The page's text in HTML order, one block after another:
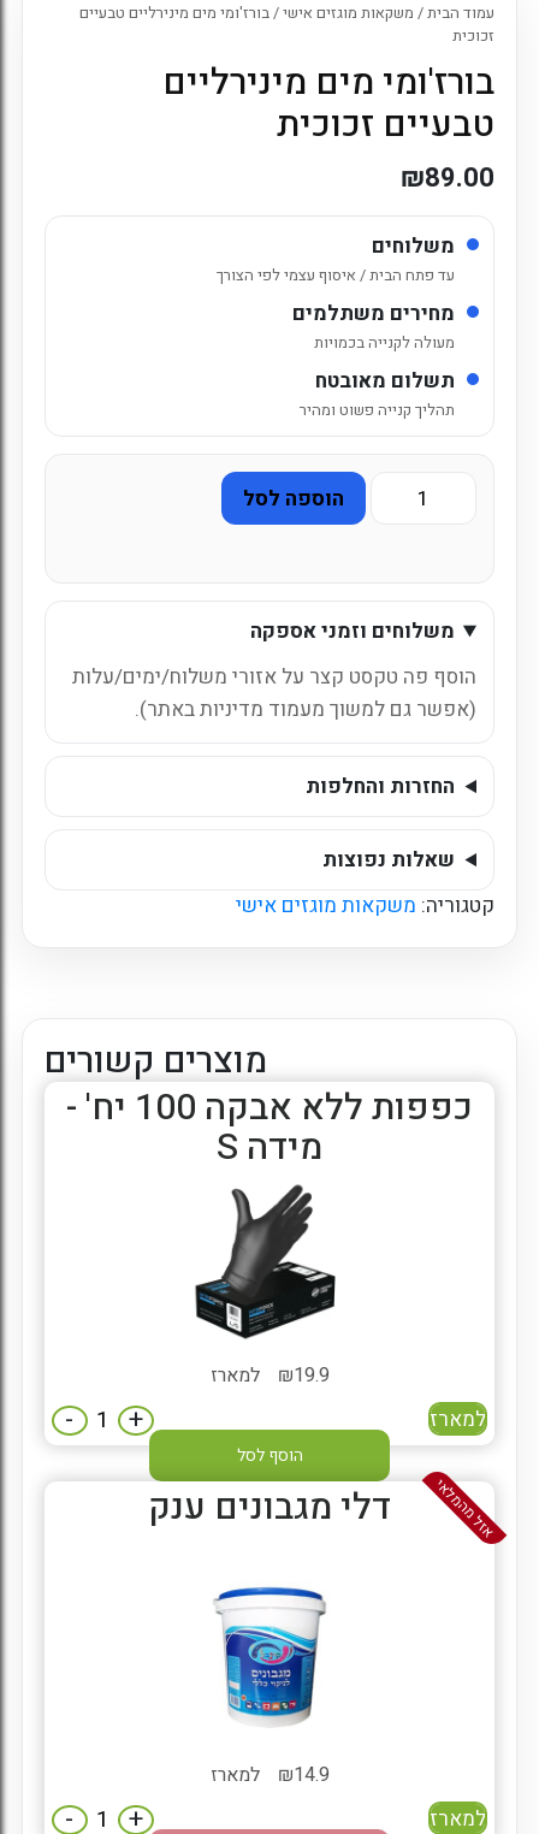
עמוד הבית/ משקאות מוגזים אישי/ בורז'ומי מים מינירליים טבעיים
זכוכית
בורז'ומי מים מינירליים
טבעיים זכוכית
₪89.00
משלוחים
עד פתח הבית / איסוף עצמי לפי הצורך
מחירים משתלמים
מעולה לקנייה בכמויות
תשלום מאובטח
תהליך קנייה פשוט ומהיר
טבעיים
זכוכית
הוספה לסל
משלוחים וזמני אספקה
הוסף פה טקסט קצר על אזורי משלוח/ימים/עלות
(אפשר גם למשוך מעמוד מדיניות באתר).
החזרות והחלפות
שאלות נפוצות
קטגוריה: משקאות מוגזים אישי
מוצרים קשורים
כפפות ללא אבקה 100 יח' -
מידה S
19.9
₪ למארז
למארז +
-
הוסף לסל
אזל מהמלאי דלי מגבונים ענק
14.9
₪ למארז
למארז +
-